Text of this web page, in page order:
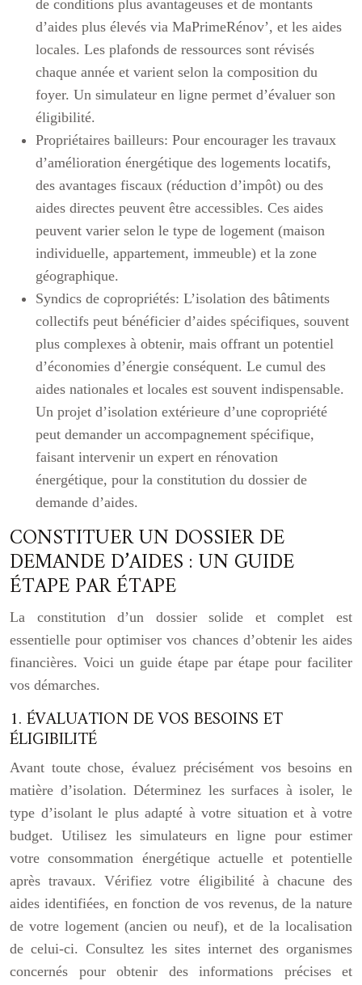
de conditions plus avantageuses et de montants
d’aides plus élevés via MaPrimeRénov’, et les aides
locales. Les plafonds de ressources sont révisés
chaque année et varient selon la composition du
foyer. Un simulateur en ligne permet d’évaluer son
éligibilité.
Propriétaires bailleurs: Pour encourager les travaux
d’amélioration énergétique des logements locatifs,
des avantages fiscaux (réduction d’impôt) ou des
aides directes peuvent être accessibles. Ces aides
peuvent varier selon le type de logement (maison
individuelle, appartement, immeuble) et la zone
géographique.
Syndics de copropriétés: L’isolation des bâtiments
collectifs peut bénéficier d’aides spécifiques, souvent
plus complexes à obtenir, mais offrant un potentiel
d’économies d’énergie conséquent. Le cumul des
aides nationales et locales est souvent indispensable.
Un projet d’isolation extérieure d’une copropriété
peut demander un accompagnement spécifique,
faisant intervenir un expert en rénovation
énergétique, pour la constitution du dossier de
demande d’aides.
CONSTITUER UN DOSSIER DE
DEMANDE D’AIDES : UN GUIDE
ÉTAPE PAR ÉTAPE
La constitution d’un dossier solide et complet est
essentielle pour optimiser vos chances d’obtenir les aides
financières. Voici un guide étape par étape pour faciliter
vos démarches.
1. ÉVALUATION DE VOS BESOINS ET
ÉLIGIBILITÉ
Avant toute chose, évaluez précisément vos besoins en
matière d’isolation. Déterminez les surfaces à isoler, le
type d’isolant le plus adapté à votre situation et à votre
budget. Utilisez les simulateurs en ligne pour estimer
votre consommation énergétique actuelle et potentielle
après travaux. Vérifiez votre éligibilité à chacune des
aides identifiées, en fonction de vos revenus, de la nature
de votre logement (ancien ou neuf), et de la localisation
de celui-ci. Consultez les sites internet des organismes
concernés pour obtenir des informations précises et